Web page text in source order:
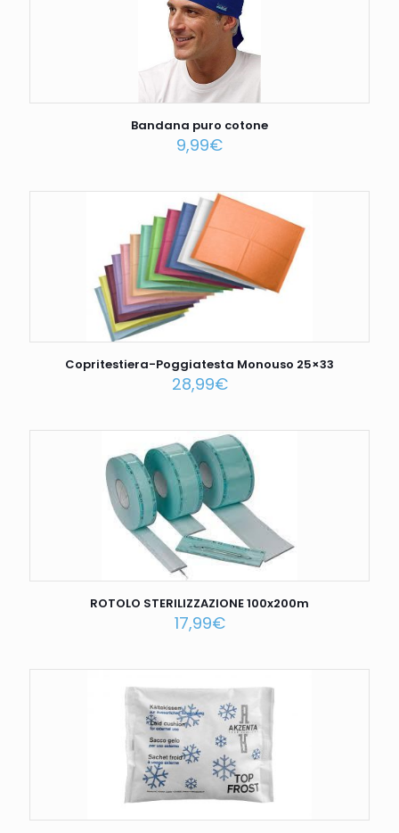
Bandana puro cotone
9,99€
Copritestiera-Poggiatesta Monouso 25×33
28,99€
ROTOLO STERILIZZAZIONE 100x200m
17,99€